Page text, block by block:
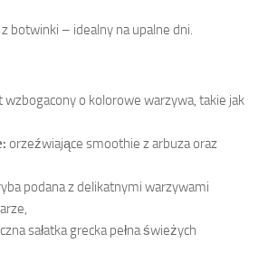
z botwinki – idealny na upalne dni.
wzbogacony o kolorowe warzywa, takie jak
orzeźwiające smoothie z arbuza oraz
podana z delikatnymi warzywami
sałatka grecka pełna świeżych